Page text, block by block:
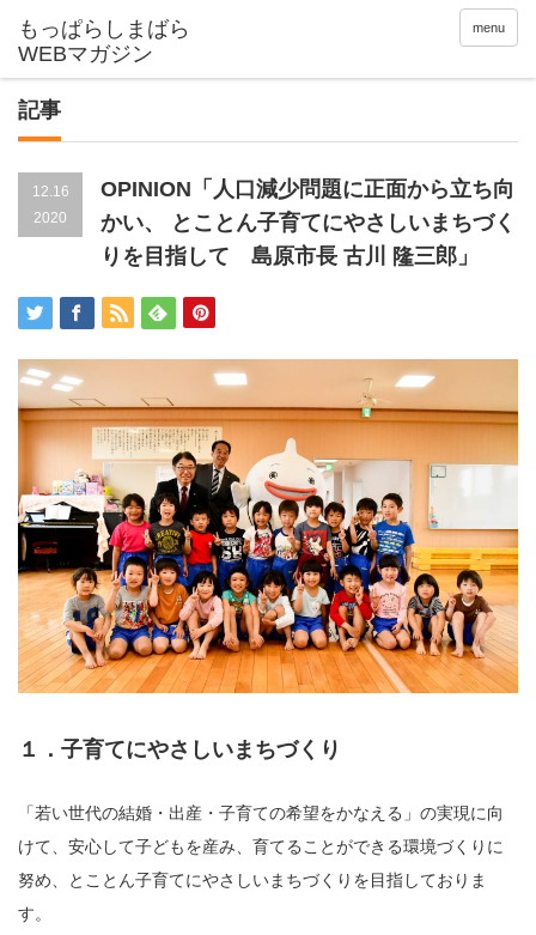
menu
記事
12.16
2020
OPINION「人口減少問題に正面から立ち向
かい、 とことん子育てにやさしいまちづく
りを目指して 島原市長 古川 隆三郎」
１．子育てにやさしいまちづくり
「若い世代の結婚・出産・子育ての希望をかなえる」の実現に向
けて、安心して子どもを産み、育てることができる環境づくりに
努め、とことん子育てにやさしいまちづくりを目指しておりま
す。